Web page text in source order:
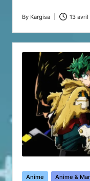
Posted
by
By Kargisa 13
Posted
Anime Anime &